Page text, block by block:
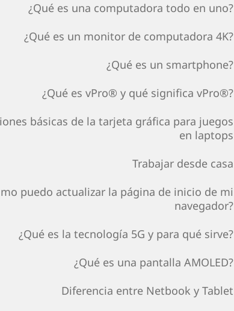
¿Qué es una computadora todo en uno?
¿Qué es un monitor de computadora 4K?
¿Qué es un smartphone?
¿Qué es vPro® y qué significa vPro®?
básicas de la tarjeta gráfica para juegos
en laptops
Trabajar desde casa
puedo actualizar la página de inicio de mi
navegador?
¿Qué es la tecnología 5G y para qué sirve?
¿Qué es una pantalla AMOLED?
Diferencia entre Netbook y Tablet